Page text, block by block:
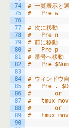
74
75
76
77
78
79
80
81
82
83
84
85
86
87
88
89
90
# 一覧表示と
#	Pre w
# 次に移動
#	Pre n
# 前に移動
#	Pre p
# 番号へ移動
#	Pre
# ウィンドウ
#	Pre .
#		or
#	tmux
#		or
#	tmux